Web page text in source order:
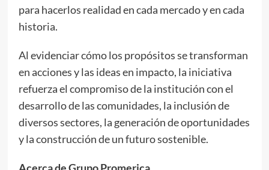
para hacerlos realidad en cada mercado y en cada
historia.
Al evidenciar cómo los propósitos se transforman
en acciones y las ideas en impacto, la iniciativa
refuerza el compromiso de la institución con el
desarrollo de las comunidades, la inclusión de
diversos sectores, la generación de oportunidades
y la construcción de un futuro sostenible.
Acerca de Grupo Promerica